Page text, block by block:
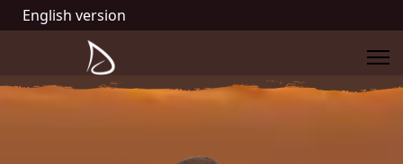
English version